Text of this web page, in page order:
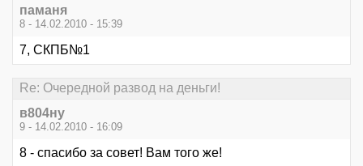
паманя
8 - 14.02.2010 - 15:39
7, СКПБ№1
Re: Очередной развод на деньги!
в804ну
9 - 14.02.2010 - 16:09
8 - спасибо за совет! Вам того же!